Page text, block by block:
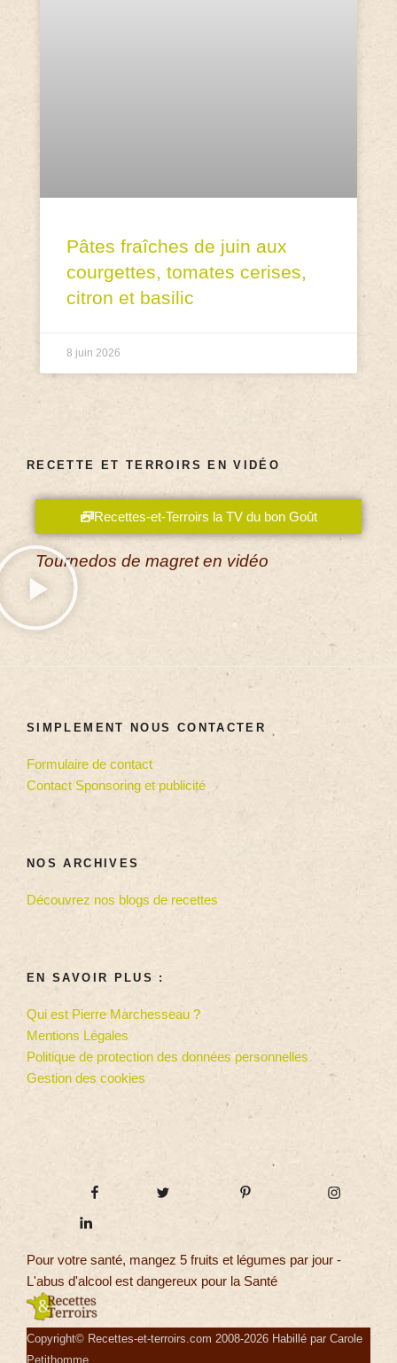
Pâtes fraîches de juin aux
courgettes, tomates cerises,
citron et basilic
8 juin 2026
RECETTE ET TERROIRS EN VIDÉO
Recettes-et-Terroirs la TV du bon Goût
Tournedos de magret en vidéo
SIMPLEMENT NOUS CONTACTER
Formulaire de contact
Contact Sponsoring et publicité
NOS ARCHIVES
Découvrez nos blogs de recettes
EN SAVOIR PLUS :
Qui est Pierre Marchesseau ?
Mentions Légales
Politique de protection des données personnelles
Gestion des cookies
Pour votre santé, mangez 5 fruits et légumes par jour -
L'abus d'alcool est dangereux pour la Santé
Copyright© Recettes-et-terroirs.com 2008-2026 Habillé par Carole
Petithomme